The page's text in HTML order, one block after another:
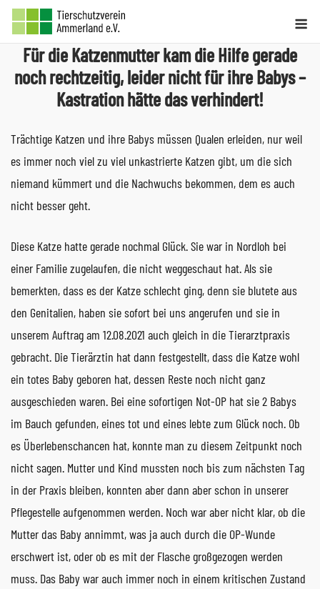
Skip
contentFür die Katzenmutter kam die Hilfe gerade
noch rechtzeitig, leider nicht für ihre Babys –
Kastration hätte das verhindert!
Trächtige Katzen und ihre Babys müssen Qualen erleiden, nur weil
es immer noch viel zu viel unkastrierte Katzen gibt, um die sich
niemand kümmert und die Nachwuchs bekommen, dem es auch
nicht besser geht.
Diese Katze hatte gerade nochmal Glück. Sie war in Nordloh bei
einer Familie zugelaufen, die nicht weggeschaut hat. Als sie
bemerkten, dass es der Katze schlecht ging, denn sie blutete aus
den Genitalien, haben sie sofort bei uns angerufen und sie in
unserem Auftrag am 12.08.2021 auch gleich in die Tierarztpraxis
gebracht. Die Tierärztin hat dann festgestellt, dass die Katze wohl
ein totes Baby geboren hat, dessen Reste noch nicht ganz
ausgeschieden waren. Bei eine sofortigen Not-OP hat sie 2 Babys
im Bauch gefunden, eines tot und eines lebte zum Glück noch. Ob
es Überlebenschancen hat, konnte man zu diesem Zeitpunkt noch
nicht sagen. Mutter und Kind mussten noch bis zum nächsten Tag
in der Praxis bleiben, konnten aber dann aber schon in unserer
Pflegestelle aufgenommen werden. Noch war aber nicht klar, ob die
Mutter das Baby annimmt, was ja auch durch die OP-Wunde
erschwert ist, oder ob es mit der Flasche großgezogen werden
muss. Das Baby war auch immer noch in einem kritischen Zustand